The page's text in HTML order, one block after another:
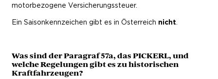
motorbezogene Versicherungssteuer.
Ein Saisonkennzeichen gibt es in Österreich nicht.
Was sind der Paragraf 57a, das PICKERL, und
welche Regelungen gibt es zu historischen
Kraftfahrzeugen?